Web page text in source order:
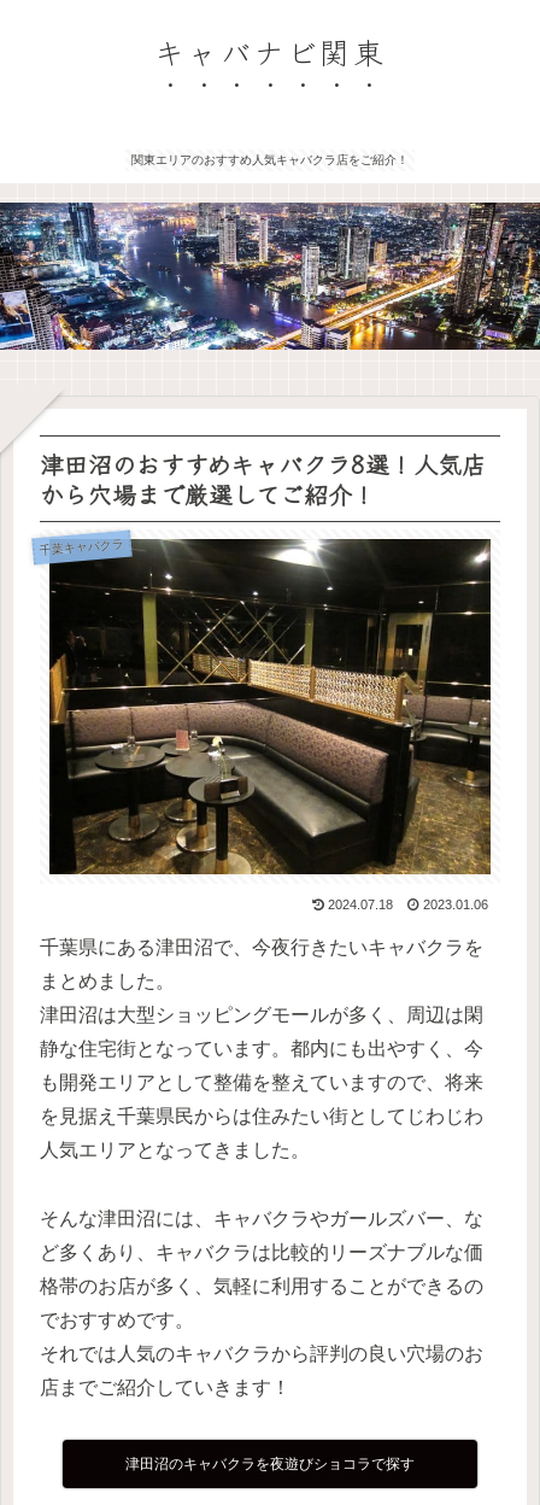
キャバナビ関東
関東エリアのおすすめ人気キャバクラ店をご紹介！
津田沼のおすすめキャバクラ8選！人気店
から穴場まで厳選してご紹介！
千葉キャバクラ
2024.07.18 2023.01.06
千葉県にある津田沼で、今夜行きたいキャバクラを
まとめました。
津田沼は大型ショッピングモールが多く、周辺は閑
静な住宅街となっています。都内にも出やすく、今
も開発エリアとして整備を整えていますので、将来
を見据え千葉県民からは住みたい街としてじわじわ
人気エリアとなってきました。
そんな津田沼には、キャバクラやガールズバー、な
ど多くあり、キャバクラは比較的リーズナブルな価
格帯のお店が多く、気軽に利用することができるの
でおすすめです。
それでは人気のキャバクラから評判の良い穴場のお
店までご紹介していきます！
津田沼のキャバクラを夜遊びショコラで探す